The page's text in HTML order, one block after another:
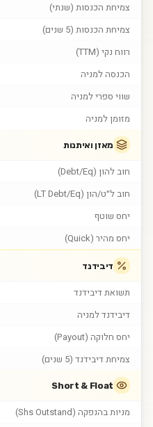
צמיחת הכנסות (שנתי)
צמיחת הכנסות (5 שנים)
רווח נקי (TTM)
הכנסה למניה
שווי ספרי למניה
מזומן למניה
מאזן ואיתנות
חוב להון (Debt/Eq)
חוב ל״ט/הון (LT Debt/Eq)
יחס שוטף
יחס מהיר (Quick)
דיבידנד
תשואת דיבידנד
דיבידנד למניה
יחס חלוקה (Payout)
צמיחת דיבידנד (5 שנים)
Short & Float
מניות בהנפקה (Shs Outstand)